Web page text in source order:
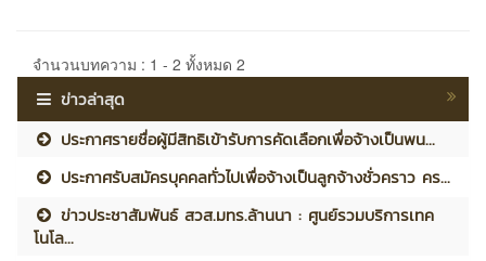
จำนวนบทความ : 1 - 2 ทั้งหมด 2
ข่าวล่าสุด
ประกาศรายชื่อผู้มีสิทธิเข้ารับการคัดเลือกเพื่อจ้างเป็นพน...
ประกาศรับสมัครบุคคลทั่วไปเพื่อจ้างเป็นลูกจ้างชั่วคราว คร...
ข่าวประชาสัมพันธ์ สวส.มทร.ล้านนา : ศูนย์รวมบริการเทค
โนโล...